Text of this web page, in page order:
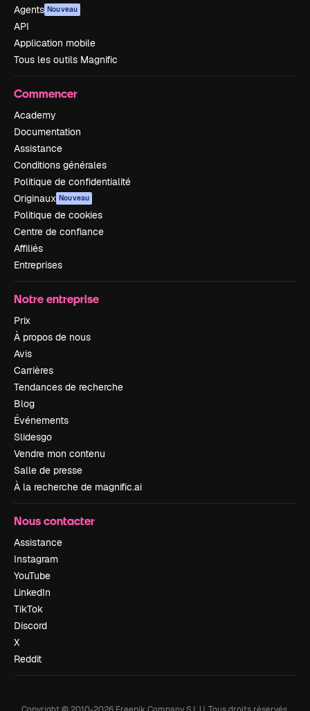
Agents Nouveau
API
Application mobile
Tous les outils Magnific
Commencer
Academy
Documentation
Assistance
Conditions générales
Politique de confidentialité
Originaux Nouveau
Politique de cookies
Centre de confiance
Affiliés
Entreprises
Notre entreprise
Prix
À propos de nous
Avis
Carrières
Tendances de recherche
Blog
Événements
Slidesgo
Vendre mon contenu
Salle de presse
À la recherche de magnific.ai
Nous contacter
Assistance
Instagram
YouTube
LinkedIn
TikTok
Discord
X
Reddit